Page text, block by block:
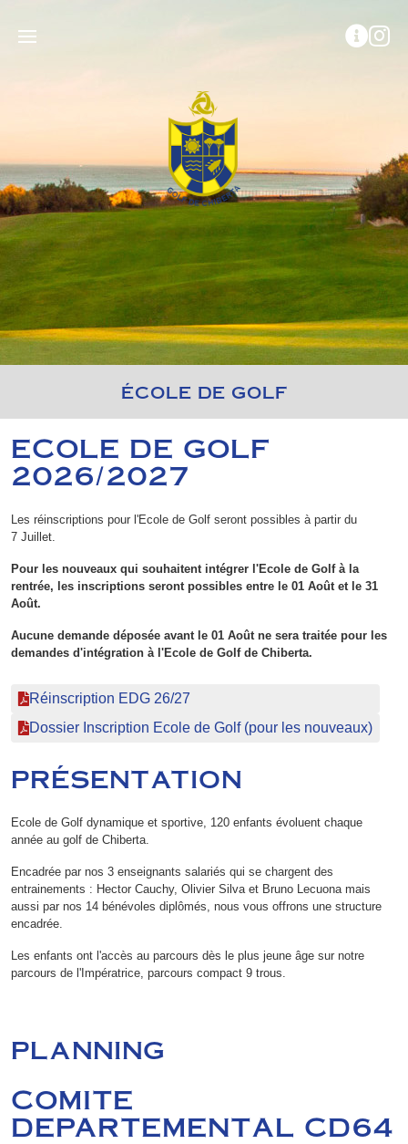
ÉCOLE DE GOLF
ECOLE DE GOLF
2026/2027
Les réinscriptions pour l'Ecole de Golf seront possibles à partir du
7 Juillet.
Pour les nouveaux qui souhaitent intégrer l'Ecole de Golf à la
rentrée, les inscriptions seront possibles entre le 01 Août et le 31
Août.
Aucune demande déposée avant le 01 Août ne sera traitée pour les
demandes d'intégration à l'Ecole de Golf de Chiberta.
Réinscription EDG 26/27
Dossier Inscription Ecole de Golf (pour les nouveaux)
PRÉSENTATION
Ecole de Golf dynamique et sportive, 120 enfants évoluent chaque
année au golf de Chiberta.
Encadrée par nos 3 enseignants salariés qui se chargent des
entrainements : Hector Cauchy, Olivier Silva et Bruno Lecuona mais
aussi par nos 14 bénévoles diplômés, nous vous offrons une structure
encadrée.
Les enfants ont l'accès au parcours dès le plus jeune âge sur notre
parcours de l'Impératrice, parcours compact 9 trous.
PLANNING
COMITE
DEPARTEMENTAL CD64